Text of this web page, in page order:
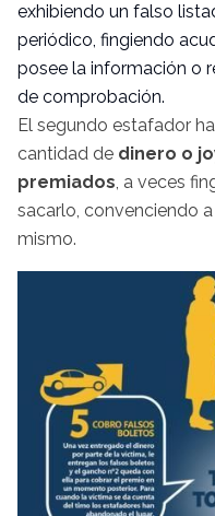
exhibiendo un falso
periódico, fingiendo
posee la información o
de comprobación.
El segundo estafador
cantidad de dinero o
premiados, a veces
sacarlo, convenciendo
mismo.